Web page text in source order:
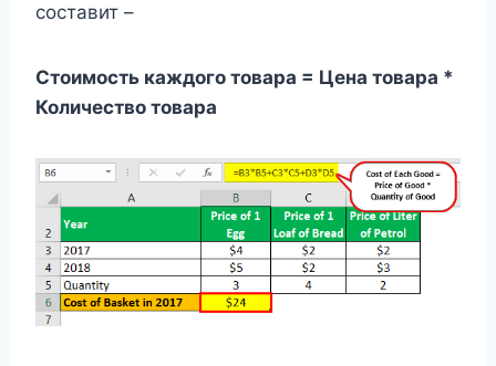
составит –
Стоимость каждого товара = Цена товара *
Количество товара